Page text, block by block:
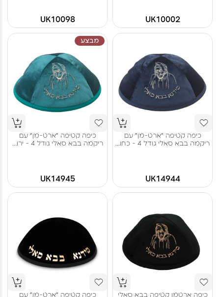
UK10002
UK10098
כיפה קטיפה "ארט-מן" עם
ריקמה בבא סאלי גודל 4 - כחו...
UK14944
מבצע
כיפה קטיפה "ארט-מן" עם
ריקמה בבא סאלי גודל 4 - ירו...
UK14945
כיפה ארטמן קטיפה בבא סאלי
כיפה קטיפה "ארט-מן" עם